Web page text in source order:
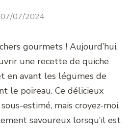
07/07/2024
gourmets ! Aujourd’hui,
une recette de quiche
en avant les légumes de
le poireau. Ce délicieux
estimé, mais croyez-moi,
savoureux lorsqu’il est